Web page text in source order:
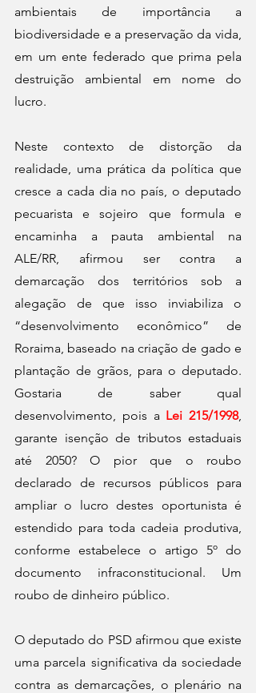
ambientais de importância a
biodiversidade e a preservação da vida,
em um ente federado que prima pela
destruição ambiental em nome do
lucro.
Neste contexto de distorção da
realidade, uma prática da política que
cresce a cada dia no país, o deputado
pecuarista e sojeiro que formula e
encaminha a pauta ambiental na
ALE/RR, afirmou ser contra a
demarcação dos territórios sob a
alegação de que isso inviabiliza o
“desenvolvimento econômico” de
Roraima, baseado na criação de gado e
plantação de grãos, para o deputado.
Gostaria de saber qual
desenvolvimento, pois a Lei 215/1998,
garante isenção de tributos estaduais
até 2050? O pior que o roubo
declarado de recursos públicos para
ampliar o lucro destes oportunista é
estendido para toda cadeia produtiva,
conforme estabelece o artigo 5º do
documento infraconstitucional. Um
roubo de dinheiro público.
O deputado do PSD afirmou que existe
uma parcela significativa da sociedade
contra as demarcações, o plenário na